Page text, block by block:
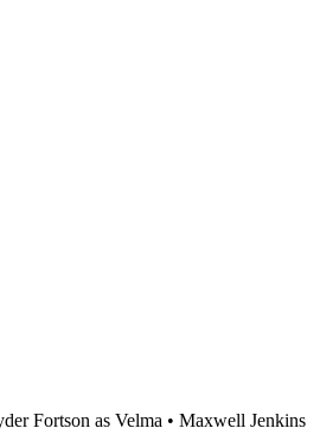
Fortson as Velma • Maxwell Jenkins